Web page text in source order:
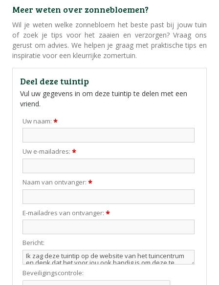
Meer weten over zonnebloemen?
Wil je weten welke zonnebloem het beste past bij jouw tuin
of zoek je tips voor het zaaien en verzorgen? Vraag ons
gerust om advies. We helpen je graag met praktische tips en
inspiratie voor een kleurrijke zomertuin.
Deel deze tuintip
Vul uw gegevens in om deze tuintip te delen met een
vriend.
Uw naam:*
Uw e-mailadres:*
Naam van ontvanger:*
E-mailadres van ontvanger:*
Bericht:
Beveiligingscontrole: